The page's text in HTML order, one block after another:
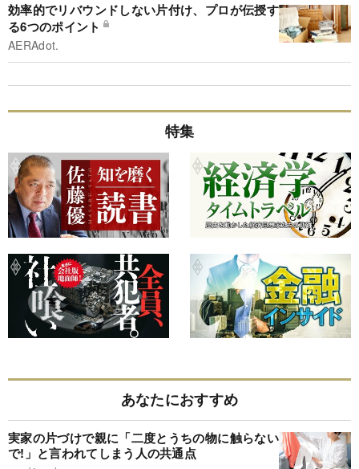
効率的でリバウンドしない片付け、プロが伝授す
る6つのポイント
AERAdot.
特集
あなたにおすすめ
実家の片づけで親に「二度とうちの物に触らない
で!」と言われてしまう人の共通点